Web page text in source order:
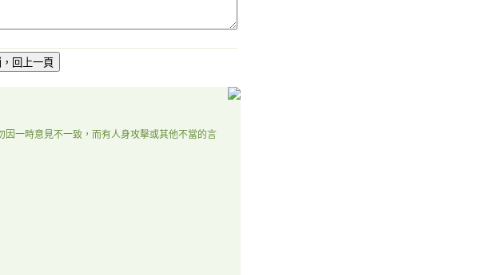
一時意見不一致，而有人身攻擊或其他不當的言